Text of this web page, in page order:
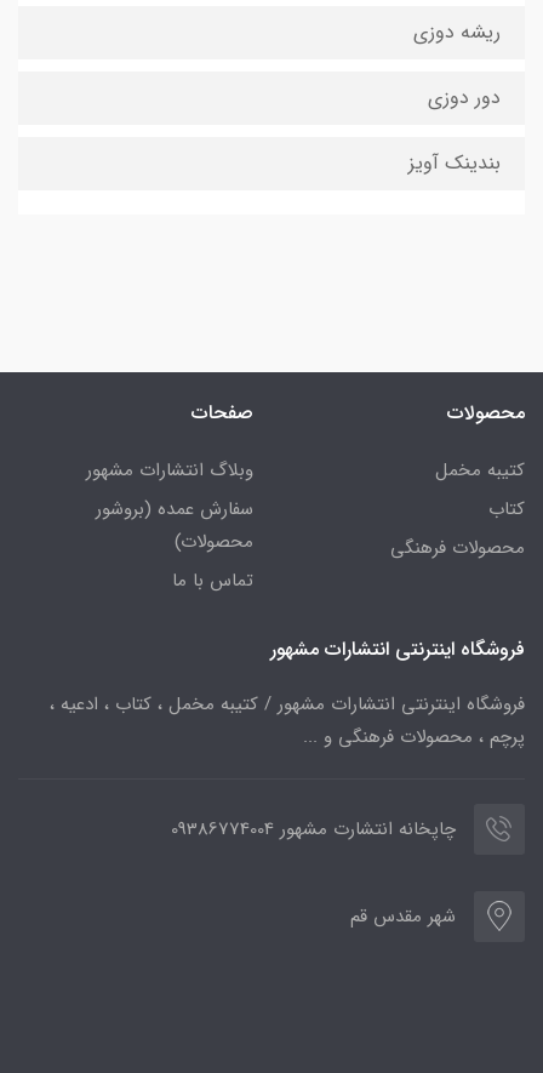
ریشه دوزی
دور دوزی
بندینک آویز
محصولات
کتیبه مخمل
کتاب
محصولات فرهنگی
صفحات
وبلاگ انتشارات مشهور
سفارش عمده (بروشور
محصولات)
تماس با ما
فروشگاه اینترنتی انتشارات مشهور
فروشگاه اینترنتی انتشارات مشهور / کتیبه مخمل ، کتاب ، ادعیه ،
پرچم ، محصولات فرهنگی و ...
چاپخانه انتشارت مشهور 09386774004
شهر مقدس قم